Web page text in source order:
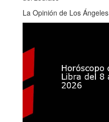
La Opinión de Los Ángeles